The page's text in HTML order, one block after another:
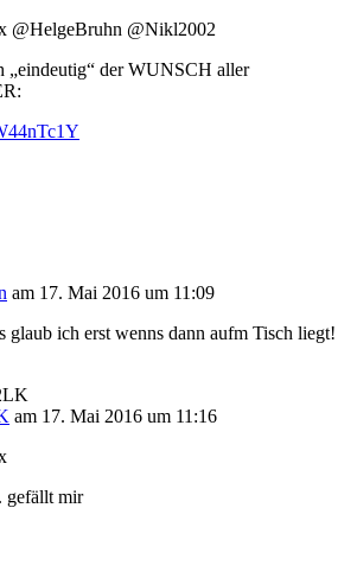
@HelgeBruhn @Nikl2002
„eindeutig“ der WUNSCH aller
am 17. Mai 2016 um 11:09
glaub ich erst wenns dann aufm Tisch liegt!
am 17. Mai 2016 um 11:16
gefällt mir